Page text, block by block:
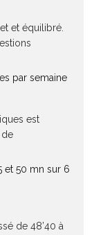
et équilibré.
par semaine
est
et 50 mn sur 6
de 48’40 à